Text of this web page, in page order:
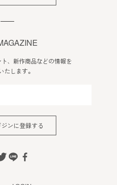
、新作商品などの情報を
たします。
ンに登録する